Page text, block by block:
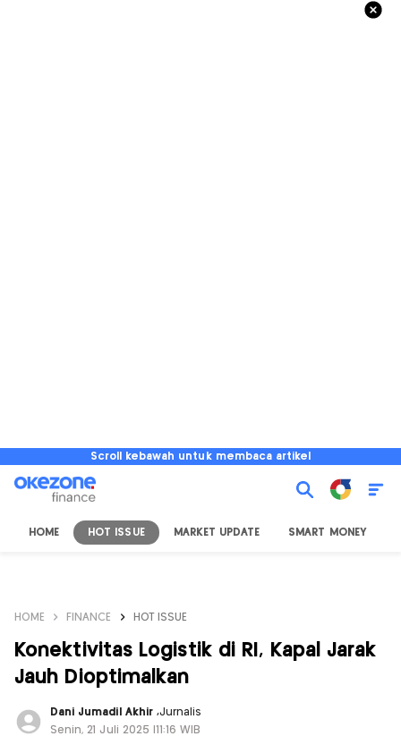
Scroll kebawah untuk membaca artikel
HOME HOT ISSUE MARKET UPDATE SMART MONEY
HOME FINANCE HOT ISSUE
Konektivitas Logistik di RI, Kapal Jarak
Jauh Dioptimalkan
Dani Jumadil Akhir ,Jurnalis
Senin, 21 Juli 2025 |11:16 WIB